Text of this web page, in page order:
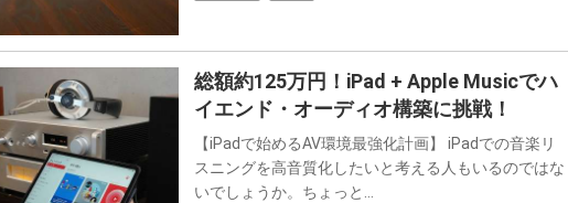
総額約125万円！iPad + Apple Musicでハ
イエンド・オーディオ構築に挑戦！
【iPadで始めるAV環境最強化計画】 iPadでの音楽リ
スニングを高音質化したいと考える人もいるのではな
いでしょうか。ちょっと…